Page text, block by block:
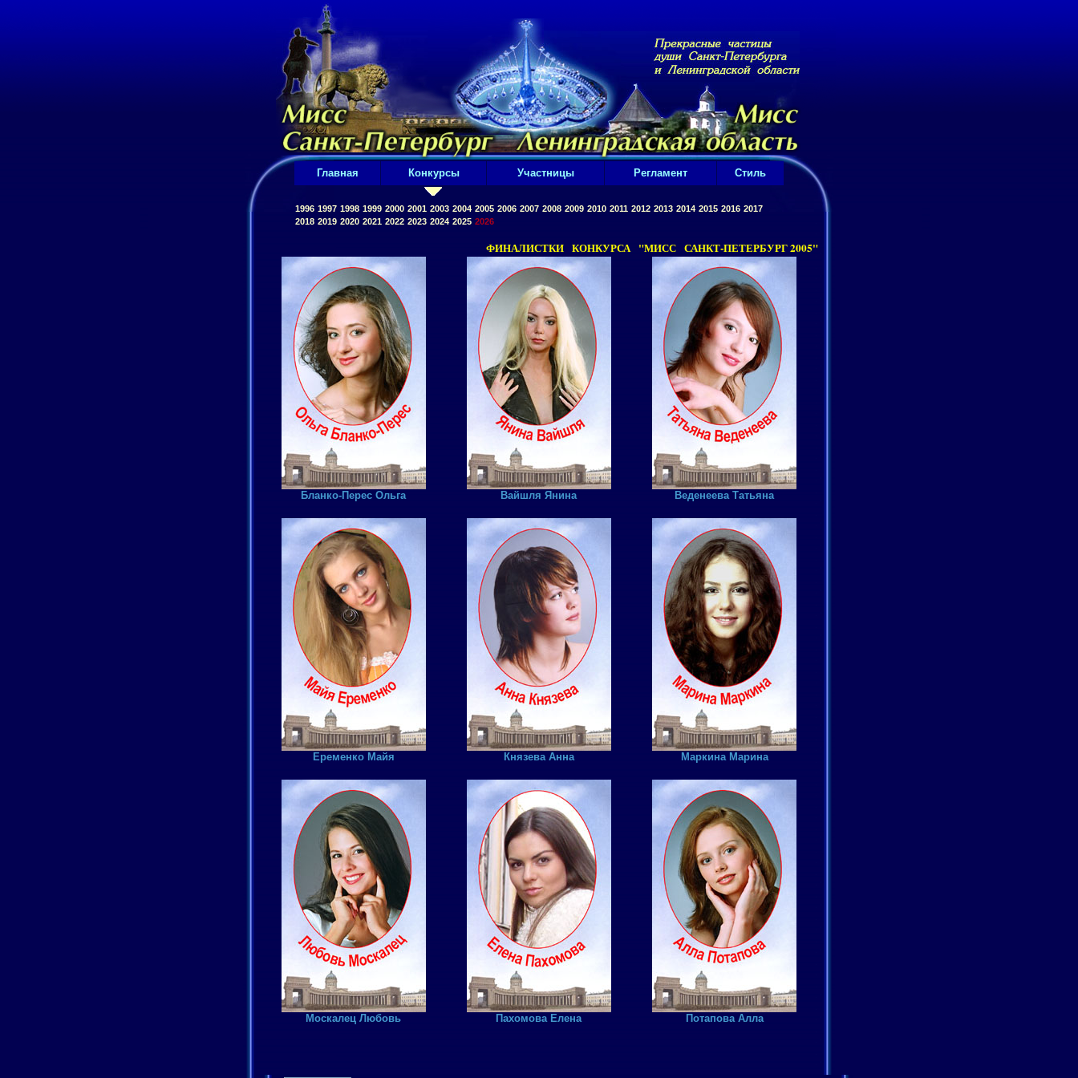
Главная Конкурсы Участницы Регламент Стиль
1996 1997 1998 1999 2000 2001 2003 2004 2005 2006 2007 2008 2009 2010 2011 2012 2013 2014 2015 2016 2017
2018 2019 2020 2021 2022 2023 2024 2025 2026
ФИНАЛИСТКИ КОНКУРСА "МИСС САНКТ-ПЕТЕРБУРГ 2005"
Бланко-Перес Ольга Вайшля Янина Веденеева Татьяна
Еременко Майя Князева Анна Маркина Марина
Москалец Любовь Пахомова Елена Потапова Алла